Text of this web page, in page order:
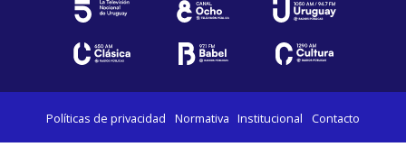
Políticas de privacidad Normativa Institucional Contacto